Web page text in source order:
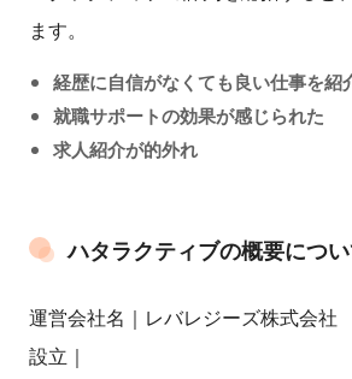
ます。
経歴に自信がなくても良い仕事を紹
就職サポートの効果が感じられた
求人紹介が的外れ
ハタラクティブの概要につ
運営会社名｜レバレジーズ株式会社
設立｜